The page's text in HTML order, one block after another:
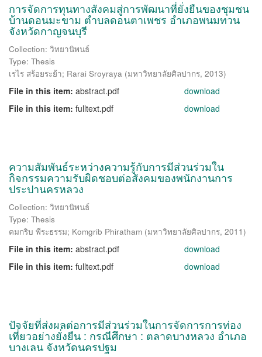
การจัดการทุนทางสังคมสู่การพัฒนาที่ยั่งยืนของชุมชน
บ้านดอนมะขาม ตำบลดอนตาเพชร อำเภอพนมทวน
จังหวัดกาญจนบุรี
Collection: วิทยานิพนธ์
Type: Thesis
เรไร สร้อยระย้า; Rarai Sroyraya (มหาวิทยาลัยศิลปากร, 2013)
File in this item: abstract.pdf
download
File in this item: fulltext.pdf download
ความสัมพันธ์ระหว่างความรู้กับการมีส่วนร่วมใน
กิจกรรมความรับผิดชอบต่อสังคมของพนักงานการ
ประปานครหลวง
Collection: วิทยานิพนธ์
Type: Thesis
คมกริบ พีระธรรม; Komgrib Phiratham (มหาวิทยาลัยศิลปากร, 2011)
File in this item: abstract.pdf
download
File in this item: fulltext.pdf download
ปัจจัยที่ส่งผลต่อการมีส่วนร่วมในการจัดการการท่อง
เที่ยวอย่างยั่งยืน : กรณีศึกษา : ตลาดบางหลวง อำเภอ
บางเลน จังหวัดนครปฐม